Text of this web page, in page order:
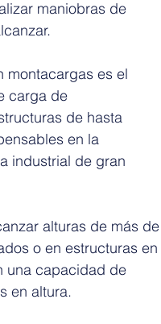
maniobras de
montacargas es el
carga de
de hasta
en la
industrial de gran
alturas de más de
o en estructuras en
una capacidad de
en altura.